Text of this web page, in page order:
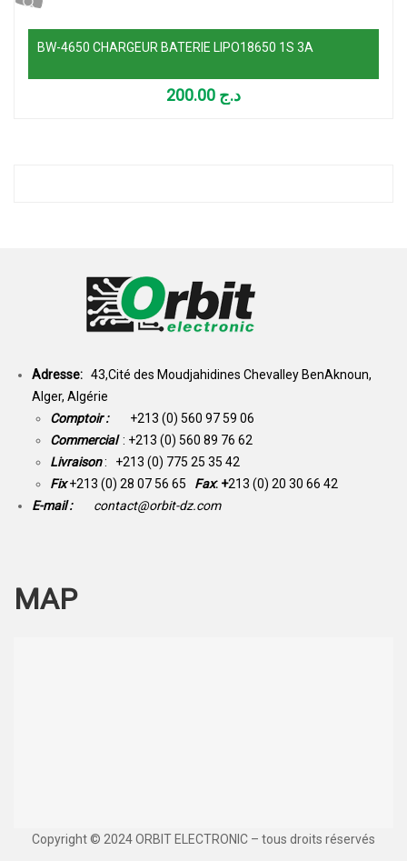
BW-4650 CHARGEUR BATERIE LIPO18650 1S 3A
د.ج
Adresse: 43,Cité des Moudjahidines Chevalley BenAknoun,
Alger, Algérie
Comptoir : +213 (0) 560 97 59 06
Commercial : +213 (0) 560 89 76 62
Livraison: +213 (0) 775 25 35 42
Fix +213 (0) 28 07 56 65 Fax: +213 (0) 20 30 66 42
E-mail :
contact@orbit-dz.com
MAP
Copyright © 2024 ORBIT ELECTRONIC – tous droits réservés